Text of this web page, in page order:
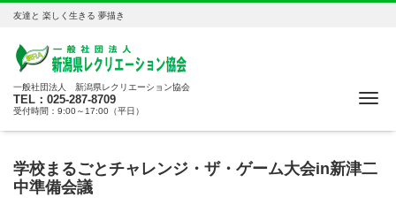
友達と 楽しく生きる 夢描き
一般社団法人 新潟県レクリエーション協会
TEL：025-287-8709
受付時間：9:00～17:00（平日）
学校まるごとチャレンジ・ザ・ゲーム大会in新津二
中準備会議